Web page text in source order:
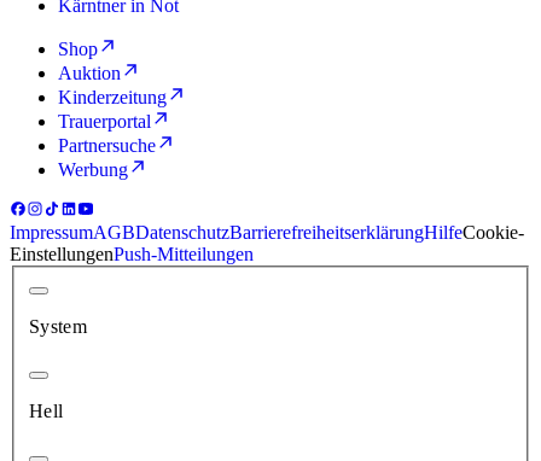
Kärntner in Not
Shop
Auktion
Kinderzeitung
Trauerportal
Partnersuche
Werbung
ImpressumAGBDatenschutzBarrierefreiheitserklärungHilfeCookie-
EinstellungenPush-Mitteilungen
System
Hell